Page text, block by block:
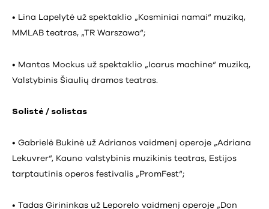
• Lina Lapelytė už spektaklio „Kosminiai namai“ muziką,
MMLAB teatras, „TR Warszawa“;
• Mantas Mockus už spektaklio „Icarus machine“ muziką,
Valstybinis Šiaulių dramos teatras.
Solistė / solistas
• Gabrielė Bukinė už Adrianos vaidmenį operoje „Adriana
Lekuvrer“, Kauno valstybinis muzikinis teatras, Estijos
tarptautinis operos festivalis „PromFest“;
• Tadas Girininkas už Leporelo vaidmenį operoje „Don